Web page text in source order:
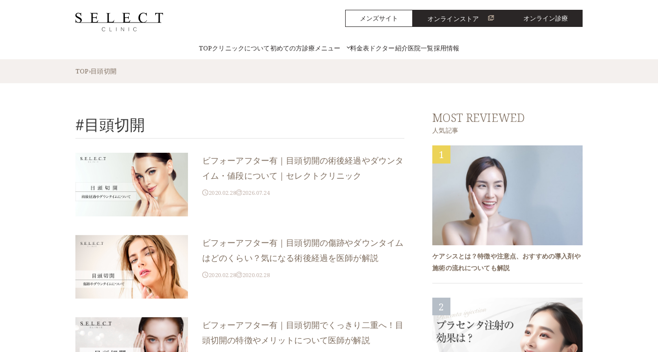
メンズサイト オンラインストア オンライン診療
TOPクリニックについて初めての方診療メニュー 料金表 ドクター紹介医院一覧採用情報
TOP›目頭切開
#目頭切開
ビフォーアフター有｜目頭切開の術後経過やダウンタ
イム・値段について｜セレクトクリニック
2020.02.28 2026.07.24
ビフォーアフター有｜目頭切開の傷跡やダウンタイム
はどのくらい？気になる術後経過を医師が解説
2020.02.28 2020.02.28
ビフォーアフター有｜目頭切開でくっきり二重へ！目
頭切開の特徴やメリットについて医師が解説
MOST REVIEWED
人気記事
1
ケアシスとは？特徴や注意点、おすすめの導入剤や
施術の流れについても解説
2